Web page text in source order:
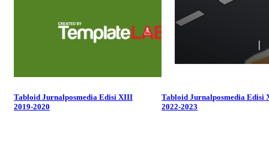
Tabloid Jurnalposmedia Edisi XIII
2019-2020
Tabloid Jurnalposmedia Edisi
2022-2023